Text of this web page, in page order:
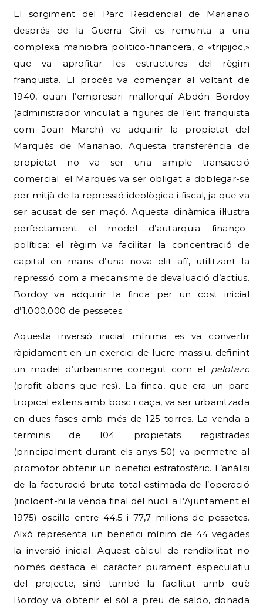
El sorgiment del Parc Residencial de Marianao
després de la Guerra Civil es remunta a una
complexa maniobra politico-financera, o «tripijoc,»
que va aprofitar les estructures del règim
franquista. El procés va començar al voltant de
1940, quan l’empresari mallorquí Abdón Bordoy
(administrador vinculat a figures de l’elit franquista
com Joan March) va adquirir la propietat del
Marquès de Marianao. Aquesta transferència de
propietat no va ser una simple transacció
comercial; el Marquès va ser obligat a doblegar-se
per mitjà de la repressió ideològica i fiscal, ja que va
ser acusat de ser maçó. Aquesta dinàmica il·lustra
perfectament el model d’autarquia finanço-
política: el règim va facilitar la concentració de
capital en mans d’una nova elit afí, utilitzant la
repressió com a mecanisme de devaluació d’actius.
Bordoy va adquirir la finca per un cost inicial
d’1.000.000 de pessetes.
Aquesta inversió inicial mínima es va convertir
ràpidament en un exercici de lucre massiu, definint
un model d’urbanisme conegut com el pelotazo
(profit abans que res). La finca, que era un parc
tropical extens amb bosc i caça, va ser urbanitzada
en dues fases amb més de 125 torres. La venda a
terminis de 104 propietats registrades
(principalment durant els anys 50) va permetre al
promotor obtenir un benefici estratosfèric. L’anàlisi
de la facturació bruta total estimada de l’operació
(incloent-hi la venda final del nucli a l’Ajuntament el
1975) oscil·la entre 44,5 i 77,7 milions de pessetes.
Això representa un benefici mínim de 44 vegades
la inversió inicial. Aquest càlcul de rendibilitat no
només destaca el caràcter purament especulatiu
del projecte, sinó també la facilitat amb què
Bordoy va obtenir el sòl a preu de saldo, donada